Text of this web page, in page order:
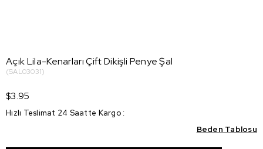
Açık Lila-Kenarları Çift Dikişli Penye Şal
(SAL03031)
$3.95
Hızlı Teslimat 24 Saatte Kargo :
Beden Tablosu